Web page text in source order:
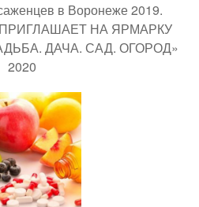
в Воронеже 2019.
НА ЯРМАРКУ
ДАЧА. САД. ОГОРОД»
2020